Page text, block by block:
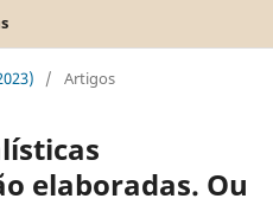
/ Artigos
elaboradas. Ou